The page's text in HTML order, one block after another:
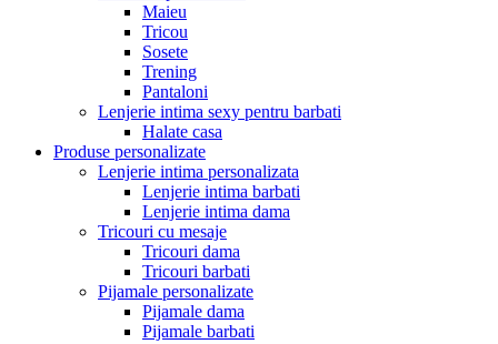
Maieu
Tricou
Sosete
Trening
Pantaloni
Lenjerie intima sexy pentru barbati
Halate casa
Produse personalizate
Lenjerie intima personalizata
Lenjerie intima barbati
Lenjerie intima dama
Tricouri cu mesaje
Tricouri dama
Tricouri barbati
Pijamale personalizate
Pijamale dama
Pijamale barbati